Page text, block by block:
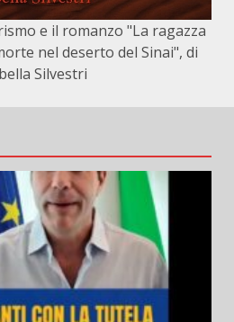
e il romanzo "La ragazza
nel deserto del Sinai", di
Silvestri